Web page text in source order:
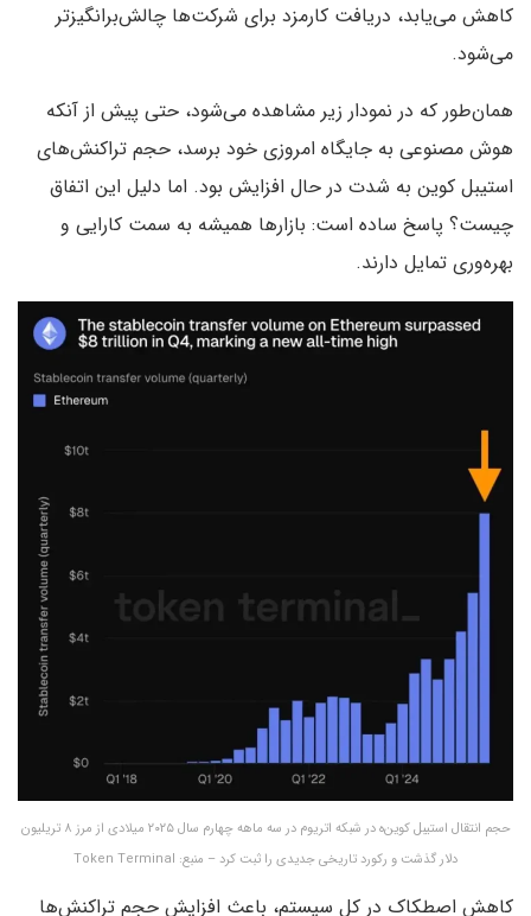
کاهش می‌یابد، دریافت کارمزد برای شرکت‌ها چالش‌برانگیزتر
می‌شود.
همان‌طور که در نمودار زیر مشاهده می‌شود، حتی پیش از آنکه
هوش مصنوعی به جایگاه امروزی خود برسد، حجم تراکنش‌های
استیبل کوین به شدت در حال افزایش بود. اما دلیل این اتفاق
چیست؟ پاسخ ساده است: بازارها همیشه به سمت کارایی و
بهره‌وری تمایل دارند.
حجم انتقال استیبل کوین‌ه در شبکه اتریوم در سه ماهه چهارم سال ۲۰۲۵ میلادی از مرز ۸ تریلیون
دلار گذشت و رکورد تاریخی جدیدی را ثبت کرد – منبع: Token Terminal
کاهش اصطکاک در کل سیستم، باعث افزایش حجم تراکنش‌ها